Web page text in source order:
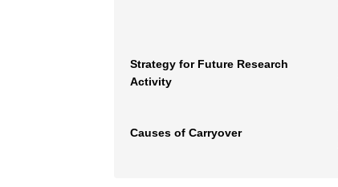
Strategy for Future Research
Activity
Causes of Carryover